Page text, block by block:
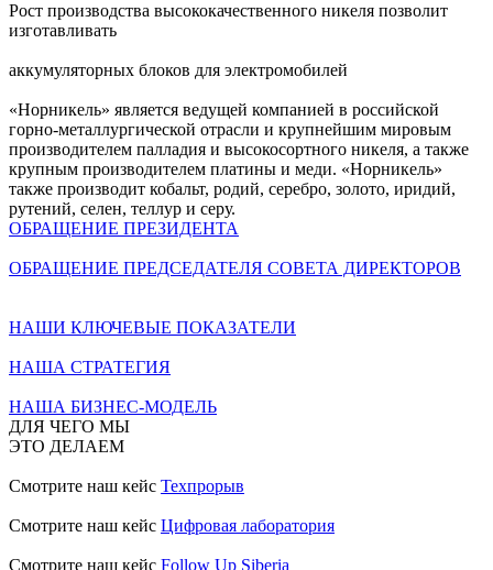
Рост производства высококачественного никеля позволит
изготавливать
аккумуляторных блоков для электромобилей
«Норникель» является ведущей компанией в российской
горно-металлургической отрасли и крупнейшим мировым
производителем палладия и высокосортного никеля, а также
крупным производителем платины и меди. «Норникель»
также производит кобальт, родий, серебро, золото, иридий,
рутений, селен, теллур и серу.
ОБРАЩЕНИЕ ПРЕЗИДЕНТА
ОБРАЩЕНИЕ ПРЕДСЕДАТЕЛЯ СОВЕТА ДИРЕКТОРОВ
НАШИ КЛЮЧЕВЫЕ ПОКАЗАТЕЛИ
НАША СТРАТЕГИЯ
НАША БИЗНЕС-МОДЕЛЬ
ДЛЯ ЧЕГО МЫ
ЭТО ДЕЛАЕМ
Смотрите наш кейс Техпрорыв
Смотрите наш кейс Цифровая лаборатория
Смотрите наш кейс Follow Up Siberia